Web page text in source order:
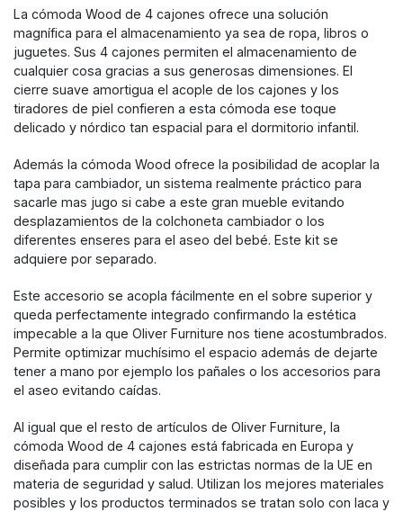
La cómoda Wood de 4 cajones ofrece una solución
magnífica para el almacenamiento ya sea de ropa, libros o
juguetes. Sus 4 cajones permiten el almacenamiento de
cualquier cosa gracias a sus generosas dimensiones. El
cierre suave amortigua el acople de los cajones y los
tiradores de piel confieren a esta cómoda ese toque
delicado y nórdico tan espacial para el dormitorio infantil.
Además la cómoda Wood ofrece la posibilidad de acoplar la
tapa para cambiador, un sistema realmente práctico para
sacarle mas jugo si cabe a este gran mueble evitando
desplazamientos de la colchoneta cambiador o los
diferentes enseres para el aseo del bebé. Este kit se
adquiere por separado.
Este accesorio se acopla fácilmente en el sobre superior y
queda perfectamente integrado confirmando la estética
impecable a la que Oliver Furniture nos tiene acostumbrados.
Permite optimizar muchísimo el espacio además de dejarte
tener a mano por ejemplo los pañales o los accesorios para
el aseo evitando caídas.
Al igual que el resto de artículos de Oliver Furniture, la
cómoda Wood de 4 cajones está fabricada en Europa y
diseñada para cumplir con las estrictas normas de la UE en
materia de seguridad y salud. Utilizan los mejores materiales
posibles y los productos terminados se tratan solo con laca y